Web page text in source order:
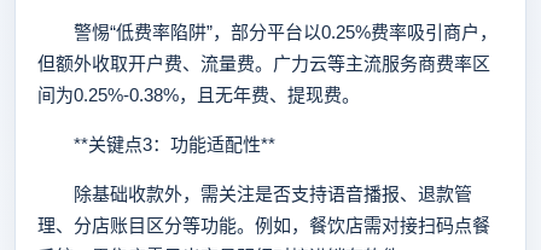
警惕“低费率陷阱”，部分平台以0.25%费率吸引商户，
但额外收取开户费、流量费。广力云等主流服务商费率区
间为0.25%-0.38%，且无年费、提现费。
**关键点3：功能适配性**
除基础收款外，需关注是否支持语音播报、退款管
理、分店账目区分等功能。例如，餐饮店需对接扫码点餐